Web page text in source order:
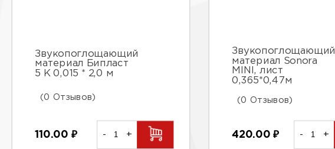
Звукопоглощающий
материал Бипласт
5 К 0,015 * 2,0 м
(0 Отзывов)
110.00 ₽ - +
Звукопоглощающий
материал Sonora
MINI, лист
0,365*0,47м
(0 Отзывов)
420.00₽ - +